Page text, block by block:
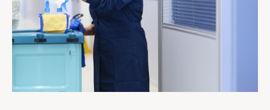
Actualités